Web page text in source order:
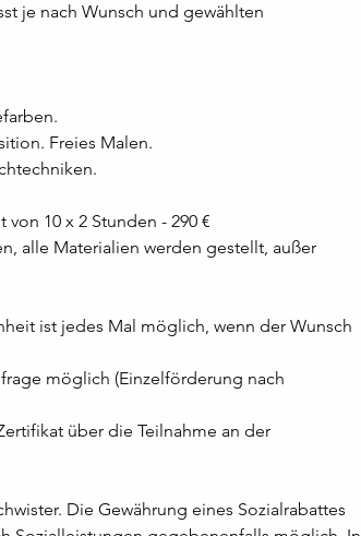
je nach Wunsch und gewählten
Freies Malen.
10 x 2 Stunden - 290 €
alle Materialien werden gestellt, außer
ist jedes Mal möglich, wenn der Wunsch
möglich (Einzelförderung nach
über die Teilnahme an der
Die Gewährung eines Sozialrabattes